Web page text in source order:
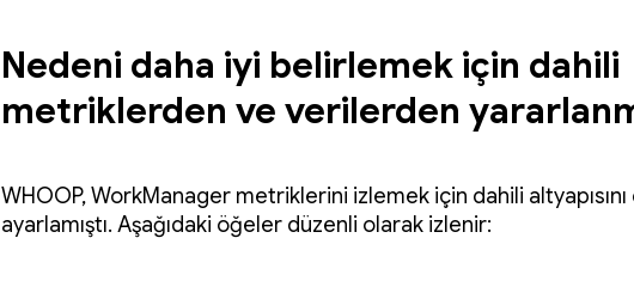
Nedeni daha iyi belirlemek için dahili
metriklerden ve verilerden
WHOOP, WorkManager metriklerini izlemek için dahili
ayarlamıştı. Aşağıdaki öğeler düzenli olarak izlenir: